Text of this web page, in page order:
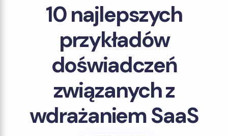
10 najlepszych
przykładów
doświadczeń
związanych z
wdrażaniem SaaS